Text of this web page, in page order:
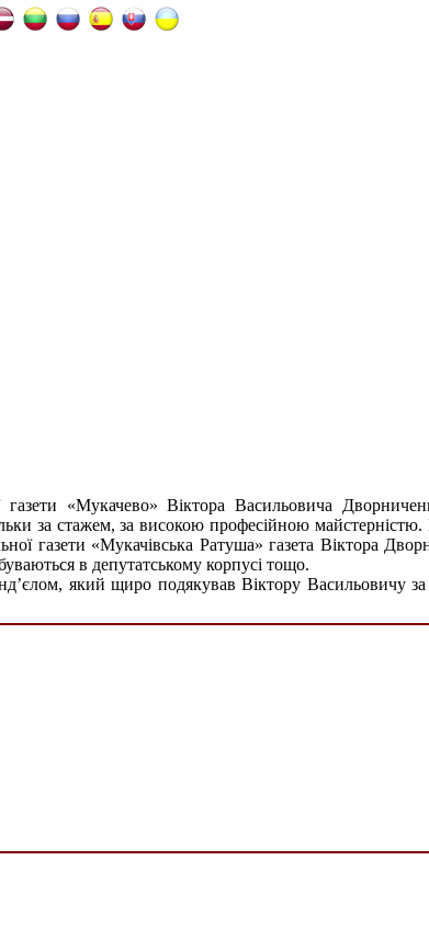
«Мукачево» Віктора Васильовича
за стажем, за високою професійною майстерністю.
газети «Мукачівська Ратуша» газета Віктора
в депутатському корпусі тощо.
який щиро подякував Віктору Васильовичу за